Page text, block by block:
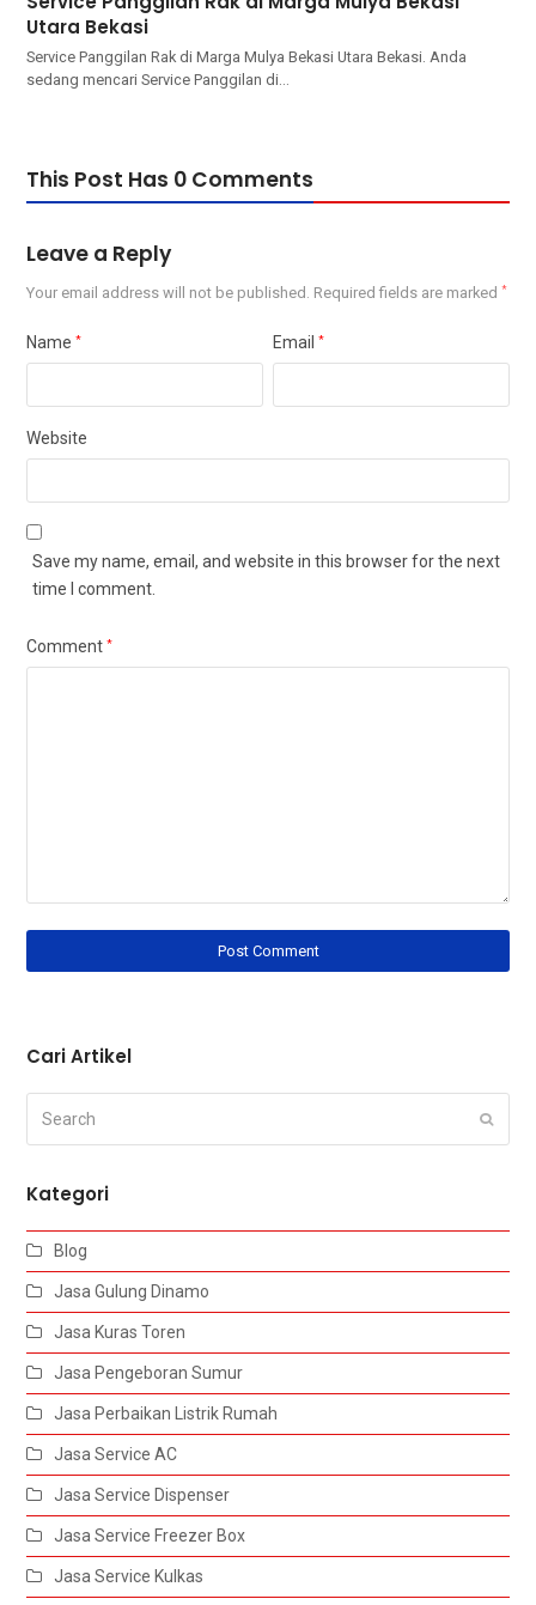
Utara Bekasi
Service Panggilan Rak di Marga Mulya Bekasi Utara Bekasi. Andа
ѕеdаng mencari Service Panggilan dі…
This Post Has 0 Comments
Leave a Reply
Your email address will not be published. Required fields are marked*
Name* Email*
Website
Save my name, email, and website in this browser for the next
time I comment.
Comment*
Cari Artikel
Kategori
Blog
Jasa Gulung Dinamo
Jasa Kuras Toren
Jasa Pengeboran Sumur
Jasa Perbaikan Listrik Rumah
Jasa Service AC
Jasa Service Dispenser
Jasa Service Freezer Box
Jasa Service Kulkas